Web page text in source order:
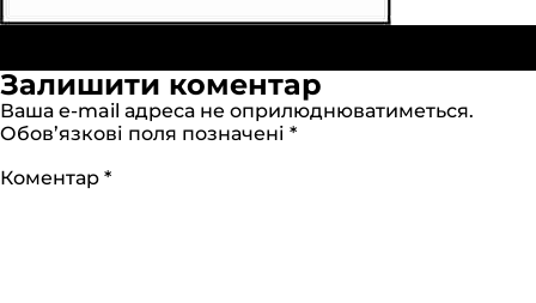
Залишити коментар
Ваша e-mail адреса не оприлюднюватиметься.
Обов’язкові поля позначені *
Коментар *